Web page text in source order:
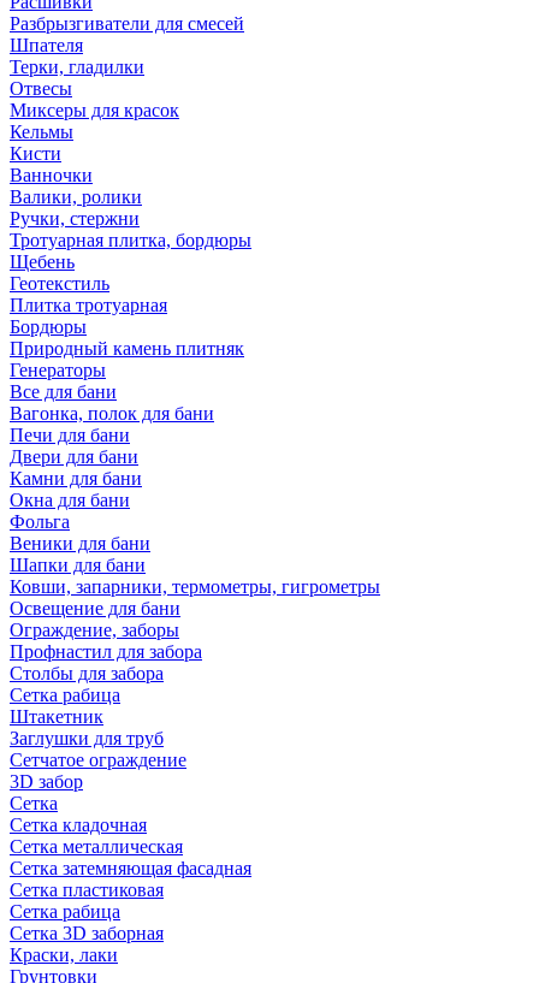
Разбрызгиватели для смесей
Шпателя
Терки, гладилки
Отвесы
Миксеры для красок
Кельмы
Кисти
Ванночки
Валики, ролики
Ручки, стержни
Тротуарная плитка, бордюры
Щебень
Геотекстиль
Плитка тротуарная
Бордюры
Природный камень плитняк
Генераторы
Все для бани
Вагонка, полок для бани
Печи для бани
Двери для бани
Камни для бани
Окна для бани
Фольга
Веники для бани
Шапки для бани
Ковши, запарники, термометры, гигрометры
Освещение для бани
Ограждение, заборы
Профнастил для забора
Столбы для забора
Сетка рабица
Штакетник
Заглушки для труб
Сетчатое ограждение
3D забор
Сетка
Сетка кладочная
Сетка металлическая
Сетка затемняющая фасадная
Сетка пластиковая
Сетка рабица
Сетка 3D заборная
Краски, лаки
Грунтовки